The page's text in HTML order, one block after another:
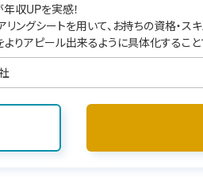
収UPを実感！
ングシートを用いて、お持ちの資格・ス
りアピール出来るように具体化するこ